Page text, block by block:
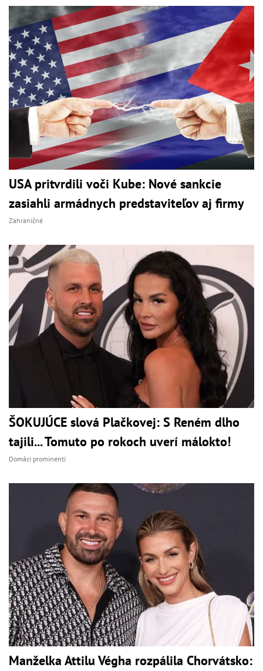
USA pritvrdili voči Kube: Nové sankcie
zasiahli armádnych predstaviteľov aj firmy
Zahraničné
ŠOKUJÚCE slová Plačkovej: S Reném dlho
tajili... Tomuto po rokoch uverí málokto!
Domáci prominenti
Manželka Attilu Végha rozpálila Chorvátsko: